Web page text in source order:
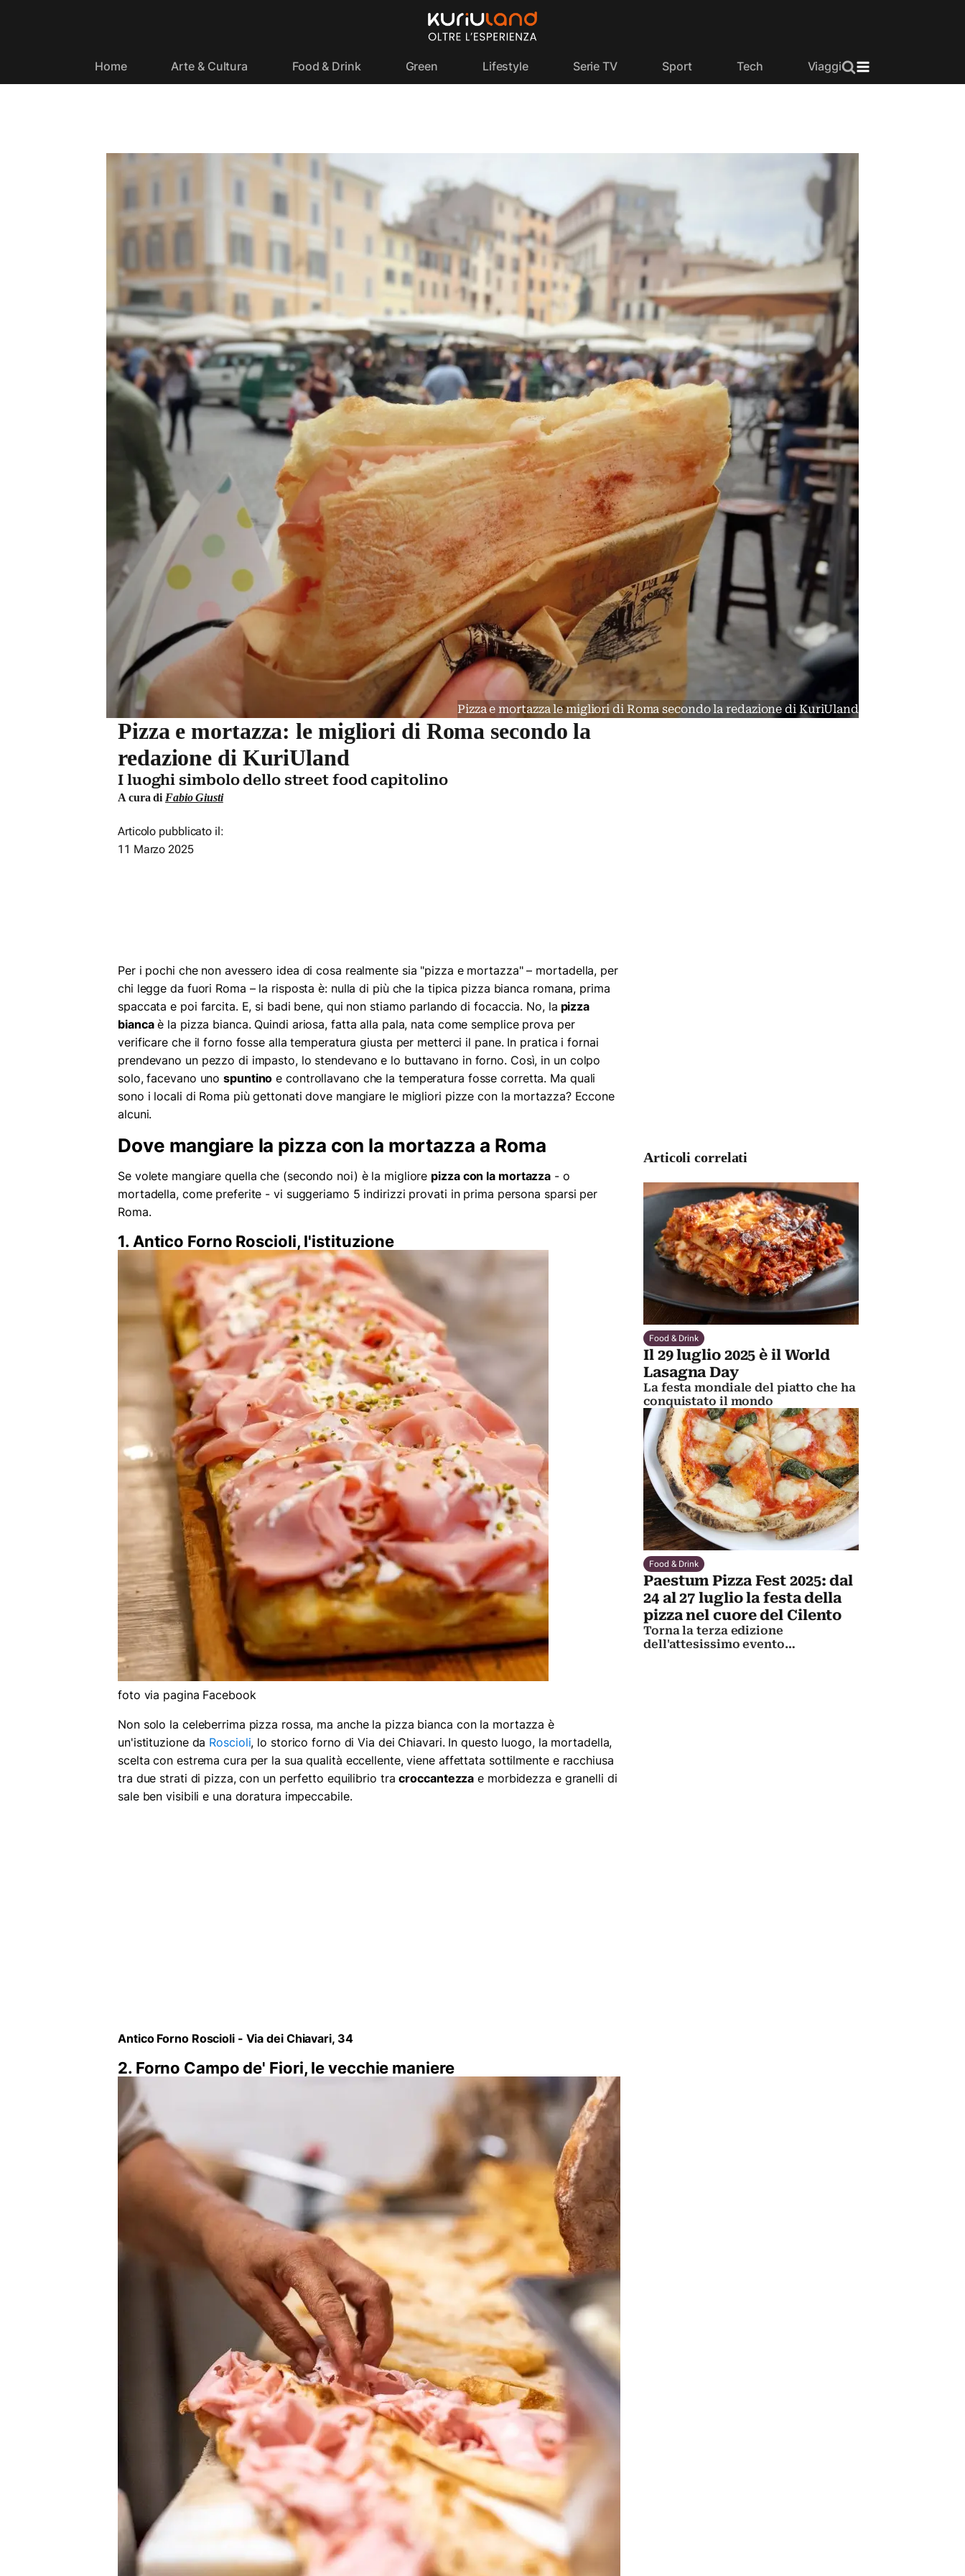
Home Arte & Cultura Food & Drink Green Lifestyle Serie TV Sport Tech Viaggi
Pizza e mortazza le migliori di Roma secondo la redazione di KuriUland
Pizza e mortazza: le migliori di Roma secondo la
redazione di KuriUland
I luoghi simbolo dello street food capitolino
A cura di Fabio Giusti
Articolo pubblicato il:
11 Marzo 2025
Per i pochi che non avessero idea di cosa realmente sia "pizza e mortazza" – mortadella, per
chi legge da fuori Roma – la risposta è: nulla di più che la tipica pizza bianca romana, prima
spaccata e poi farcita. E, si badi bene, qui non stiamo parlando di focaccia. No, la pizza
biancaè la pizza bianca. Quindi ariosa, fatta alla pala, nata come semplice prova per
verificare che il forno fosse alla temperatura giusta per metterci il pane. In pratica i fornai
prendevano un pezzo di impasto, lo stendevano e lo buttavano in forno. Così, in un colpo
solo, facevano unospuntino e controllavano che la temperatura fosse corretta. Ma quali
sono i locali di Roma più gettonati dove mangiare le migliori pizze con la mortazza? Eccone
alcuni.
Dove mangiare la pizza con la mortazza a Roma
Se volete mangiare quella che (secondo noi) è la migliore pizza con la mortazza - o
mortadella, come preferite - vi suggeriamo 5 indirizzi provati in prima persona sparsi per
Roma.
1. Antico Forno Roscioli, l'istituzione
foto via pagina Facebook
Non solo la celeberrima pizza rossa, ma anche la pizza bianca con la mortazza è
un'istituzione da Roscioli, lo storico forno di Via dei Chiavari. In questo luogo, la mortadella,
scelta con estrema cura per la sua qualità eccellente, viene affettata sottilmente e racchiusa
tra due strati di pizza, con un perfetto equilibrio tracroccantezza e morbidezza e granelli di
sale ben visibili e una doratura impeccabile.
Antico Forno Roscioli - Via dei Chiavari, 34
2. Forno Campo de' Fiori, le vecchie maniere
Articoli correlati
Food & Drink
Il 29 luglio 2025 è il World
Lasagna Day
La festa mondiale del piatto che ha
conquistato il mondo
Food & Drink
Paestum Pizza Fest 2025: dal
24 al 27 luglio la festa della
pizza nel cuore del Cilento
Torna la terza edizione
dell'attesissimo evento